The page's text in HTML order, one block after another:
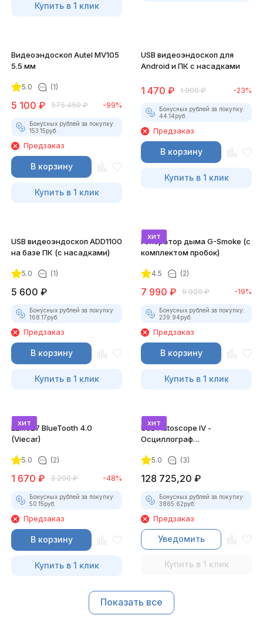
Купить в 1 клик
Видеоэндоскоп Autel MV105
5.5 мм
5.0 (1)
5 100 ₽ 575 450 ₽ -99%
Бонусных рублей за покупку:
153.15руб.
Предзаказ
В корзину
Купить в 1 клик
USB видеоэндоскоп для
Android и ПК с насадками
1 470 ₽ 1 900 ₽ -23%
Бонусных рублей за покупку:
44.14руб.
Предзаказ
В корзину
Купить в 1 клик
USB видеоэндоскоп ADD1100
на базе ПК (с насадками)
5.0 (1)
5 600 ₽
Бонусных рублей за покупку:
168.17руб.
Предзаказ
В корзину
Купить в 1 клик
хит
Генератор дыма G-Smoke (c
комплектом пробок)
4.5 (2)
7 990 ₽ 9 920 ₽ -19%
Бонусных рублей за покупку:
239.94руб.
Предзаказ
В корзину
Купить в 1 клик
хит
ELM327 BlueTooth 4.0
(Viecar)
5.0 (2)
1 670 ₽ 3 200 ₽ -48%
Бонусных рублей за покупку:
50.15руб.
Предзаказ
В корзину
Купить в 1 клик
хит
USB Autoscope IV -
Осциллограф
комплект)
5.0 (3)
128 725,20 ₽
Бонусных рублей за покупку:
3865.62руб.
Предзаказ
Уведомить
Купить в 1 клик
Показать все